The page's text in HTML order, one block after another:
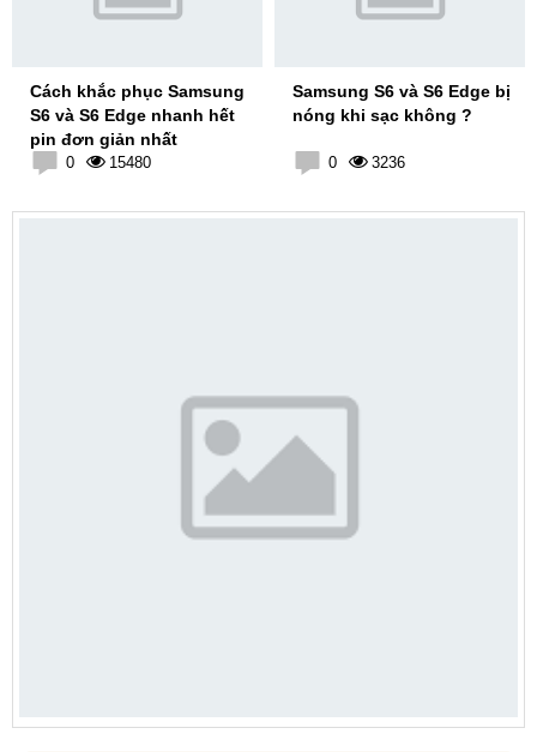
Cách khắc phục Samsung
S6 và S6 Edge nhanh hết
pin đơn giản nhất
0 15480
Samsung S6 và S6 Edge bị
nóng khi sạc không ?
0 3236